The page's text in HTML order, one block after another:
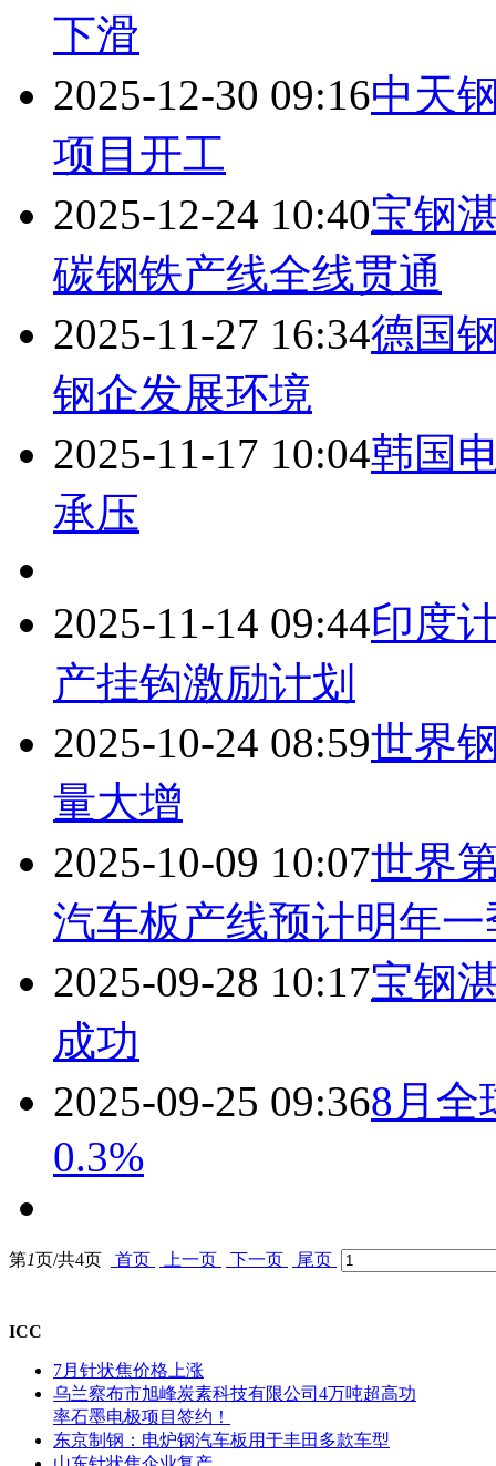
下滑
2025-12-30 09:16中天
项目开工
2025-12-24 10:40宝钢
碳钢铁产线全线贯通
2025-11-27 16:34德国
钢企发展环境
2025-11-17 10:04韩国
承压
2025-11-14 09:44印度
产挂钩激励计划
2025-10-24 08:59世界
量大增
2025-10-09 10:07世界
汽车板产线预计明年
2025-09-28 10:17宝钢
成功
2025-09-25 09:368月全
0.3%
第1页/共4页 首页 上一页 下一页 尾页
ICC
7月针状焦价格上涨
乌兰察布市旭峰炭素科技有限公司4万吨超高功
率石墨电极项目签约！
东京制钢：电炉钢汽车板用于丰田多款车型